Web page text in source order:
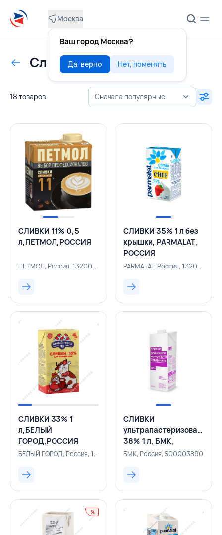
Москва
Ваш город Москва?
Да, верно Нет, поменять
Сливки молочные
18 товаров Сначала популярные
СЛИВКИ 11% 0,5
л,ПЕТМОЛ,РОССИЯ
ПЕТМОЛ, Россия, 132000235
СЛИВКИ 35% 1 л без
крышки, PARMALAT,
РОССИЯ
PARMALAT, Россия, 132000319
СЛИВКИ 33% 1
л,БЕЛЫЙ
ГОРОД,РОССИЯ
БЕЛЫЙ ГОРОД, Россия, 132000801
СЛИВКИ
ультрапастеризованные
38% 1 л, БМК,
РОССИЯ
БМК, Россия, 500003890
%